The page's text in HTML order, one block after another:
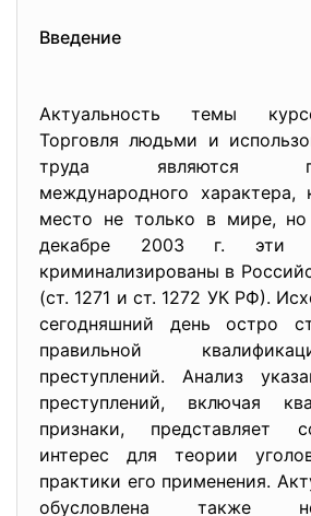
Введение
Актуальность темы
Торговля людьми и
труда являются
международного
место не только в мире,
декабре 2003 г. эти
криминализированы в
(ст. 1271 и ст. 1272 УК РФ).
сегодняшний день остро
правильной
преступлений. Анализ
преступлений, включая
признаки, представляет
интерес для теории
практики его применения.
обусловлена также